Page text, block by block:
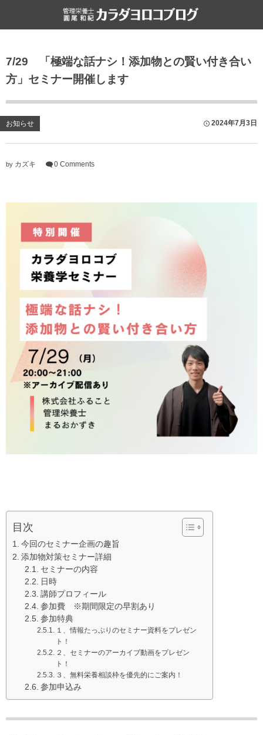
7/29 「極端な話ナシ！添加物との賢い付き合い
方」セミナー開催します
お知らせ 2024年7月3日
by カズキ 0 Comments
目次
今回のセミナー企画の趣旨
添加物対策セミナー詳細
セミナーの内容
日時
講師プロフィール
参加費 ※期間限定の早割あり
参加特典
１、情報たっぷりのセミナー資料をプレゼン
ト！
２、セミナーのアーカイブ動画をプレゼン
ト！
３、無料栄養相談枠を優先的にご案内！
参加申込み
栄養・食・健康
食文化
ライフハック